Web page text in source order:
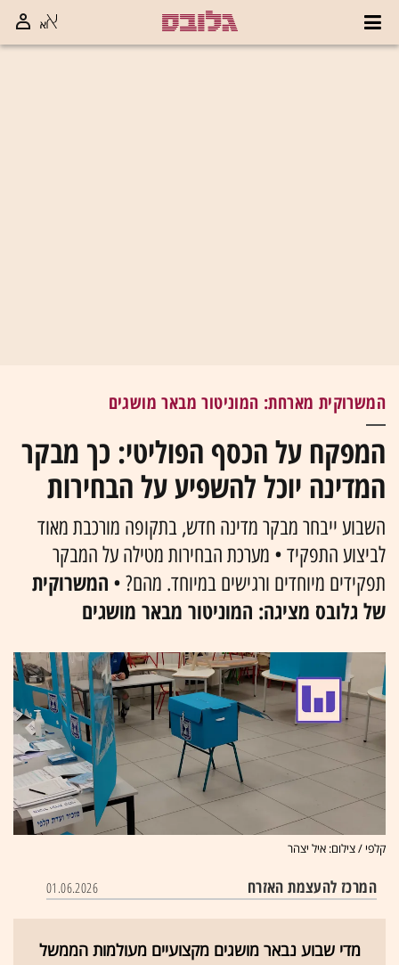
המשרוקית מארחת: המוניטור מבאר מושגים
המפקח על הכסף הפוליטי: כך מבקר
המדינה יוכל להשפיע על הבחירות
השבוע ייבחר מבקר מדינה חדש, בתקופה מורכבת מאוד
לביצוע התפקיד • מערכת הבחירות מטילה על המבקר
תפקידים מיוחדים ורגישים במיוחד. מהם? • המשרוקית
של גלובס מציגה: המוניטור מבאר מושגים
קלפי / צילום: איל יצהר
המרכז להעצמת האזרח 01.06.2026
מדי שבוע נבאר מושגים מקצועיים מעולמות הממשל